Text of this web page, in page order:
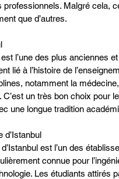
professionnels. Malgré cela,
que d’autres.
est l’une des plus anciennes
lié à l’histoire de
notamment la
un très bon choix pour
une longue tradition
d’Istanbul
d’Istanbul est l’un des
connue pour
Les étudiants attirés